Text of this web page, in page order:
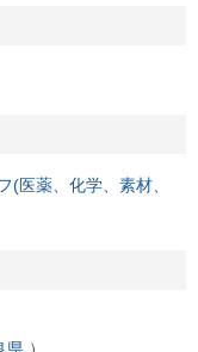
(医薬、化学、素材、